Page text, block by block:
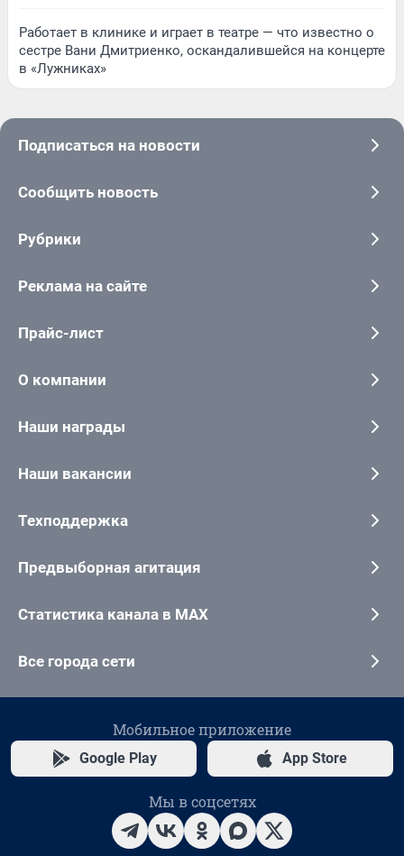
Работает в клинике и играет в театре — что известно о
сестре Вани Дмитриенко, оскандалившейся на концерте
в «Лужниках»
Подписаться на новости
Сообщить новость
Рубрики
Реклама на сайте
Прайс-лист
О компании
Наши награды
Наши вакансии
Техподдержка
Предвыборная агитация
Статистика канала в MAX
Все города сети
Мобильное приложение
Google Play App Store
Мы в соцсетях